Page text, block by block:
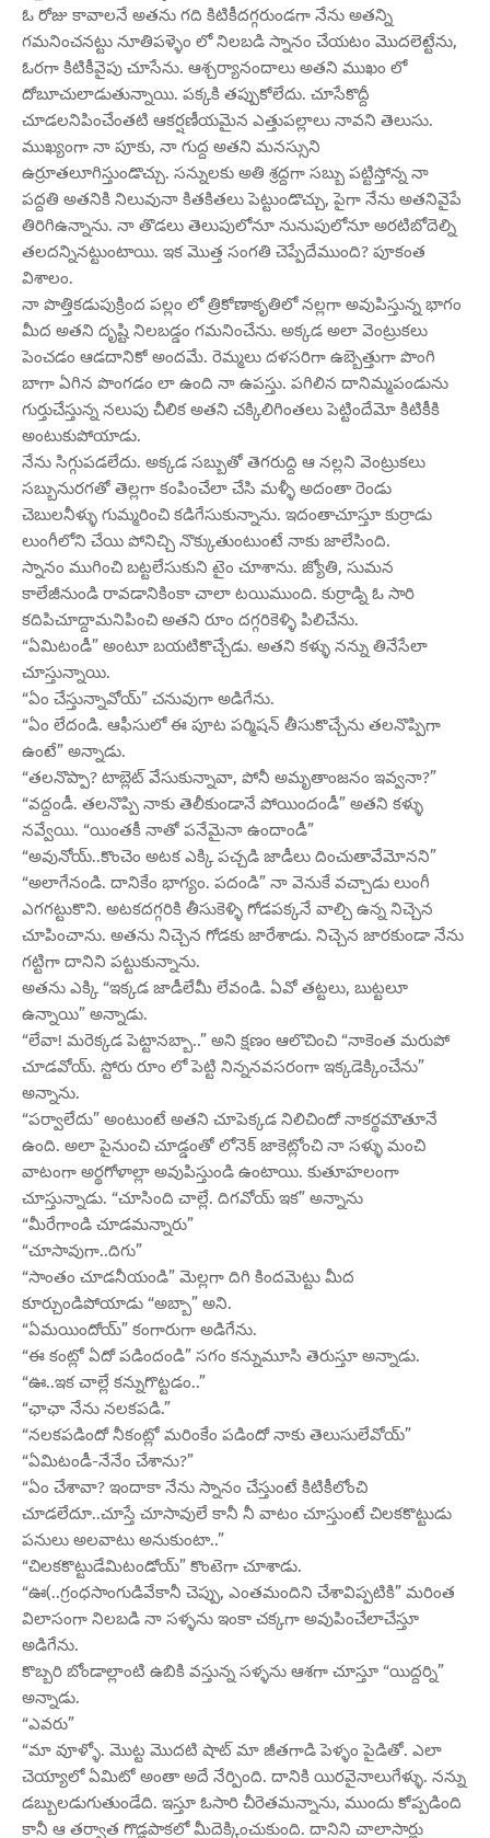
ఓ రోజు కావాలనే అతను గది కిటికీదగ్గరుండగా నేను అతన్ని
గమనించనట్టు నూతిపళ్ళెం లో నిలబడి స్నానం చేయటం మొదలెట్టేను,
ఓరగా కిటికీవైపు చూసేను. ఆశ్చర్యానందాలు అతని ముఖం లో
దోబూచులాడుతున్నాయి. పక్కకి తప్పుకోలేదు. చూసేకొద్దీ
చూడలనిపించేంతటి ఆకర్షణీయమైన ఎత్తుపల్లాలు నావని తెలుసు.
ముఖ్యంగా నా పూకు, నా గుద్ద అతని మనస్సుని
ఉర్రూతలూగిస్తుండొచ్చు. సన్నులకు అతి శ్రద్దగా సబ్బు పట్టిస్తోన్న నా
పద్దతి అతనికి నిలువునా కితకితలు పెట్టుండొచ్చు, పైగా నేను అతనివైపే
తిరిగిఉన్నాను. నా తొడలు తెలుపులోనూ నునుపులోనూ అరటిబోదెల్ని
తలదన్నినట్టుంటాయి. ఇక మొత్త సంగతి చెప్పేదేముంది? పూకంత
విశాలం.
నా పొత్తికడుపుక్రింద పల్లం లో త్రికోణాకృతిలో నల్లగా అవుపిస్తున్న భాగం
మీద అతని దృష్టి నిలబడ్డం గమనించేను. అక్కడ అలా వెంట్రుకలు
పెంచడం ఆడదానికో అందమే. రెమ్మలు దళసరిగా ఉబ్బెత్తుగా పొంగి
బాగా ఏగిన పొంగడం లా ఉంది నా ఉపస్తు. పగిలిన దానిమ్మపండును
గుర్తుచేస్తున్న నలుపు చీలిక అతని చక్కిలిగింతలు పెట్టిందేమో కిటికీకి
అంటుకుపోయాడు.
నేను సిగ్గుపడలేదు. అక్కడ సబ్బుతో తెగరుద్ది ఆ నల్లని వెంట్రుకలు
సబ్బునురగతో తెల్లగా కంపించేలా చేసి మళ్ళీ అదంతా రెండు
చెబులనీళ్ళు గుమ్మరించి కడిగేసుకున్నాను. ఇదంతాచూస్తూ కుర్రాడు
లుంగీలోని చేయి పోనిచ్చి నొక్కుతుంటుంటే నాకు జాలేసింది.
స్నానం ముగించి బట్టలేసుకుని టైం చూశాను. జ్యోతి, సుమన
కాలేజీనుండి రావడానికింకా చాలా టయిముంది. కుర్రాడ్ని ఓ సారి
కదిపిచూద్దామనిపించి అతని రూం దగ్గరికెళ్ళి పిలిచేను.
“ఏమిటండీ” అంటూ బయటికొచ్చేడు. అతని కళ్ళు నన్ను తినేసేలా
చూస్తున్నాయి.
“ఏం చేస్తున్నావోయ్” చనువుగా అడిగేను.
“ఏం లేదండి. ఆఫీసులో ఈ పూట పర్మిషన్ తీసుకొచ్చేను తలనొప్పిగా
ఉంటే” అన్నాడు.
“తలనొప్పా? టాబ్లెట్ వేసుకున్నావా, పోనీ అమృతాంజనం ఇవ్వనా?”
“వద్దండీ. తలనొప్పి నాకు తెలీకుండానే పోయిందండీ” అతని కళ్ళు
నవ్వేయి. “యింతకీ నాతో పనేమైనా ఉందాండీ”
“అవునోయ్..కొంచెం అటక ఎక్కి పచ్చడి జాడీలు దించుతావేమోనని”
“అలాగేనండి. దానికేం భాగ్యం. పదండి” నా వెనుకే వచ్చాడు లుంగీ
ఎగగట్టుకొని. అటకదగ్గరికి తీసుకెళ్ళి గోడపక్కనే వాల్చి ఉన్న నిచ్చెన
చూపించాను. అతను నిచ్చెన గోడకు జారేశాడు. నిచ్చెన జారకుండా నేను
గట్టిగా దానిని పట్టుకున్నాను.
అతను ఎక్కి “ఇక్కడ జాడీలేమీ లేవండి. ఏవో తట్టలు, బుట్టలూ
ఉన్నాయి” అన్నాడు.
“లేవా! మరెక్కడ పెట్టానబ్బా..” అని క్షణం ఆలొచించి “నాకెంత మరుపో
చూడవోయ్. స్టోరు రూం లో పెట్టి నిన్ననవసరంగా ఇక్కడెక్కించేను”
అన్నాను.
“పర్వాలేదు” అంటుంటే అతని చూపెక్కడ నిలిచిందో నాకర్థమౌతూనే
ఉంది. అలా పైనుంచి చూడ్డంతో లోనెక్ జాకెట్లోంచి నా సళ్ళు మంచి
వాటంగా అర్థగోళాల్లా అవుపిస్తుండి ఉంటాయి. కుతూహలంగా
చూస్తున్నాడు. “చూసింది చాల్లే. దిగవోయ్ ఇక” అన్నాను
“మీరేగాండి చూడమన్నారు”
“చూసావుగా..దిగు”
“సాంతం చూడనీయండి” మెల్లగా దిగి కిందమెట్టు మీద
కూర్చుండిపోయాడు “అబ్బా” అని.
“ఏమయిందోయ్” కంగారుగా అడిగేను.
“ఈ కంట్లో ఏదో పడిందండి” సగం కన్నుమూసి తెరుస్తూ అన్నాడు.
“ఊ..ఇక చాల్లే కన్నుగొట్టడం..”
“ఛాఛా నేను నలకపడి.”
“నలకపడిందో నీకంట్లో మరింకేం పడిందో నాకు తెలుసులేవోయ్”
“ఏమిటండీ-నేనేం చేశాను?”
“ఏం చేశావా? ఇందాకా నేను స్నానం చేస్తుంటే కిటికీలోంచి
చూడలేదూ..చూస్తే చూసావులే కానీ నీ వాటం చూస్తుంటే చిలకకొట్టుడు
పనులు అలవాటు అనుకుంటా..”
“చిలకకొట్టుడేమిటండోయ్” కొంటెగా చూశాడు.
“ఊ(..గ్రంధసాంగుడివేకానీ చెప్పు, ఎంతమందిని చేశావిప్పటికి” మరింత
విలాసంగా నిలబడి నా సళ్ళను ఇంకా చక్కగా అవుపించేలాచేస్తూ
అడిగేను.
కొబ్బరి బోండాల్లాంటి ఉబికి వస్తున్న సళ్ళను ఆశగా చూస్తూ “యిద్దర్ని”
అన్నాడు.
“ఎవరు”
“మా వూళ్ళో. మొట్ట మొదటి షాట్ మా జీతగాడి పెళ్ళం పైడితో. ఎలా
చెయ్యాలో ఏమిటో అంతా అదే నేర్పింది. దానికి యిరవైనాలుగేళ్ళు. నన్ను
డబ్బులడుగుతుండేది. ఇస్తూ ఓసారి చీరెతమన్నాను, ముందు కోప్పడింది
కానీ ఆ తర్వాత గొడ్లపాకలో మీదెక్కించుకుంది. దానిని చాలాసార్లు